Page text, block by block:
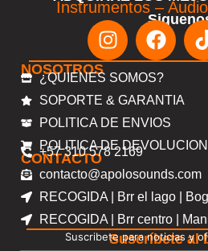
Instrumentos –
NOSOTROS
¿QUIENES SOMOS?
SOPORTE & GARANTIA
POLITICA DE ENVIOS
POLITICA DE
CONTACTO
+57 310 578 2169
contacto@apolosounds.com
RECOGIDA | Brr el lago |
RECOGIDA | Brr centro |
Suscríbete al
Suscribete para noticias y